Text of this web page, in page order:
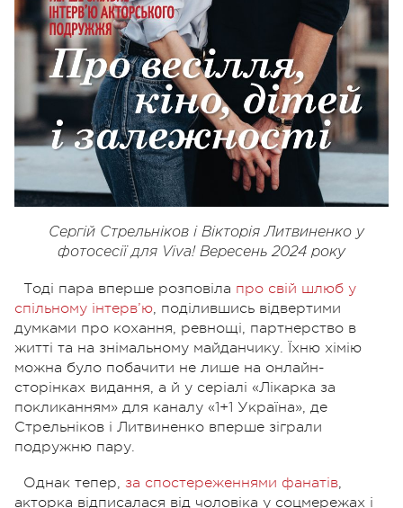
Сергій Стрельніков і Вікторія Литвиненко у
фотосесії для Viva! Вересень 2024 року
Тоді пара вперше розповіла про свій шлюб у
спільному інтерв’ю, поділившись відвертими
думками про кохання, ревнощі, партнерство в
житті та на знімальному майданчику. Їхню хімію
можна було побачити не лише на онлайн-
сторінках видання, а й у серіалі «Лікарка за
покликанням» для каналу «1+1 Україна», де
Стрельніков і Литвиненко вперше зіграли
подружню пару.
Однак тепер, за спостереженнями фанатів,
акторка відписалася від чоловіка у соцмережах і